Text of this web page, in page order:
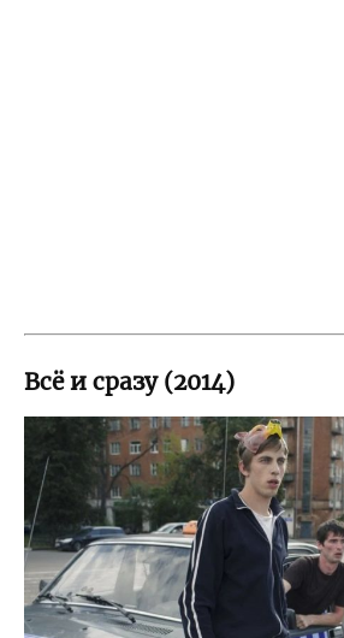
Всё и сразу (2014)